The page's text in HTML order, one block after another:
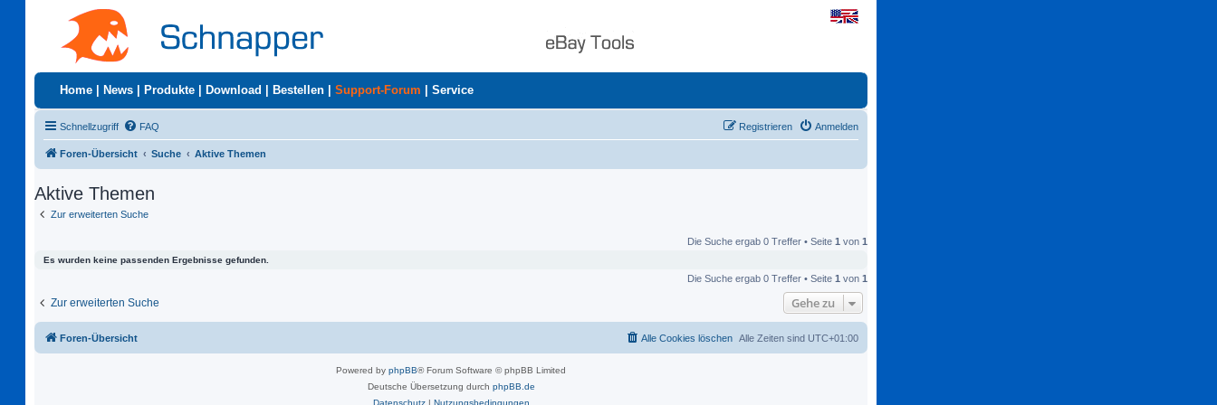
Home News Produkte Download Bestellen Support-Forum Service
Schnellzugriff FAQ Anmelden
Registrieren
Foren-Übersicht Suche Aktive Themen
Aktive Themen
Zur erweiterten Suche
Die Suche ergab 0 Treffer • Seite 1 von 1
Es wurden keine passenden Ergebnisse gefunden.
Die Suche ergab 0 Treffer • Seite 1 von 1
Zur erweiterten Suche Gehe zu
Foren-Übersicht Alle Zeiten sind UTC+01:00
Alle Cookies löschen
Powered by phpBB® Forum Software © phpBB Limited
Deutsche Übersetzung durch phpBB.de
Datenschutz| Nutzungsbedingungen